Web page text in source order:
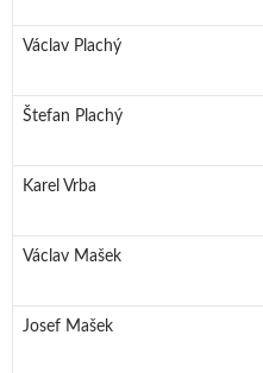
Václav Plachý
Štefan Plachý
Karel Vrba
Václav Mašek
Josef Mašek